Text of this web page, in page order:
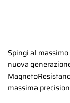
Spingi al
nuova
massima